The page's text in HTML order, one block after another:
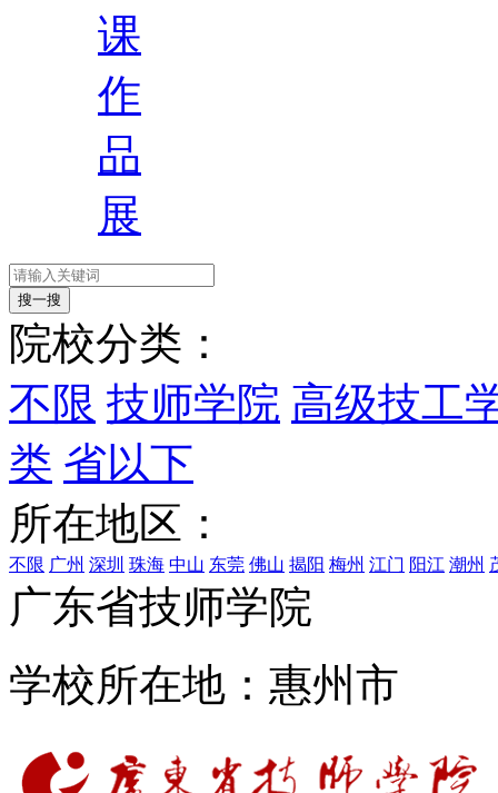
课
作
品
展
搜一搜
院校分类：
不限 技师学院 高级技工
类 省以下
所在地区：
不限 广州 深圳 珠海 中山 东莞 佛山 揭阳 梅州 江门 阳江 潮州
广东省技师学院
学校所在地：惠州市